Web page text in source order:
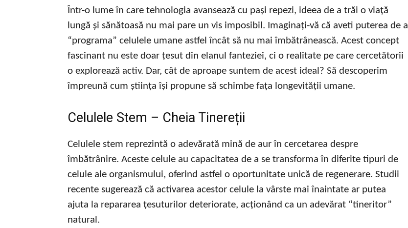
Într-o lume în care tehnologia avansează cu pași repezi, ideea de a trăi o viață
lungă și sănătoasă nu mai pare un vis imposibil. Imaginați-vă că aveti puterea de a
“programa” celulele umane astfel încât să nu mai îmbătrânească. Acest concept
fascinant nu este doar țesut din elanul fanteziei, ci o realitate pe care cercetătorii
o explorează activ. Dar, cât de aproape suntem de acest ideal? Să descoperim
împreună cum știința își propune să schimbe fața longevității umane.
Celulele Stem – Cheia Tinereții
Celulele stem reprezintă o adevărată mină de aur în cercetarea despre
îmbătrânire. Aceste celule au capacitatea de a se transforma în diferite tipuri de
celule ale organismului, oferind astfel o oportunitate unică de regenerare. Studii
recente sugerează că activarea acestor celule la vârste mai înaintate ar putea
ajuta la repararea țesuturilor deteriorate, acționând ca un adevărat “tineritor”
natural.